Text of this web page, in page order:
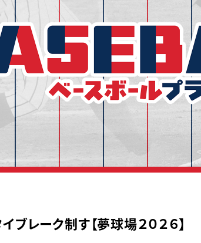
レーク制す【夢球場２０２６】